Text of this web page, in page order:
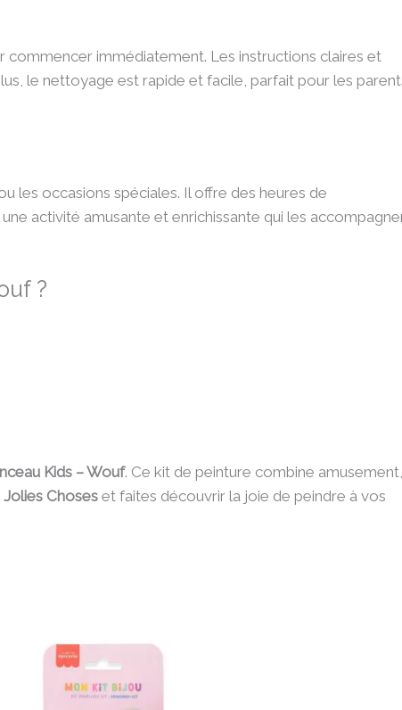
immédiatement. Les instructions claires et
le nettoyage est rapide et facile, parfait pour les
les occasions spéciales. Il offre des heures de
activité amusante et enrichissante qui les
?
Kids – Wouf. Ce kit de peinture combine amusement,
Jolies Choseset faites découvrir la joie de peindre à vos